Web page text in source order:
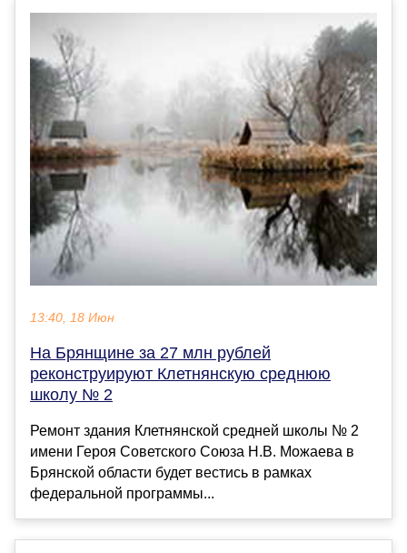
13:40, 18 Июн
На Брянщине за 27 млн рублей
реконструируют Клетнянскую среднюю
школу № 2
Ремонт здания Клетнянской средней школы № 2
имени Героя Советского Союза Н.В. Можаева в
Брянской области будет вестись в рамках
федеральной программы...